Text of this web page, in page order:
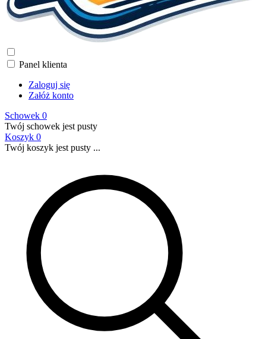
Panel klienta
Zaloguj się
Załóż konto
Schowek 0
Twój schowek jest pusty
Koszyk 0
Twój koszyk jest pusty ...